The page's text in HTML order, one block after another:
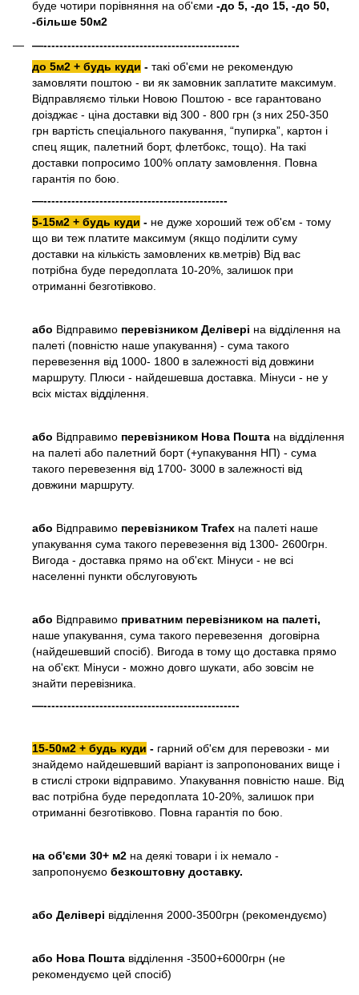
буде чотири порівняння на об'єми -до 5, -до 15, -до 50,
-більше 50м2
—-------------------------------------------------
до 5м2 + будь куди - такі об'єми не рекомендую
замовляти поштою - ви як замовник заплатите максимум.
Відправляємо тільки Новою Поштою - все гарантовано
доізджає - ціна доставки від 300 - 800 грн (з них 250-350
грн вартість спеціального пакування, “пупирка”, картон і
спец ящик, палетний борт, флетбокс, тощо). На такі
доставки попросимо 100% оплату замовлення. Повна
гарантія по бою.
—----------------------------------------------
5-15м2 + будь куди - не дуже хороший теж об'єм - тому
що ви теж платите максимум (якщо поділити суму
доставки на кількість замовлених кв.метрів) Від вас
потрібна буде передоплата 10-20%, залишок при
отриманні безготівково.
або Відправимо перевізником Делівері на відділення на
палеті (повністю наше упакування) - сума такого
перевезення від 1000- 1800 в залежності від довжини
маршруту. Плюси - найдешевша доставка. Мінуси - не у
всіх містах відділення.
або Відправимо перевізником Нова Пошта на відділення
на палеті або палетний борт (+упакування НП) - сума
такого перевезення від 1700- 3000 в залежності від
довжини маршруту.
або Відправимо перевізником Trafex на палеті наше
упакування сума такого перевезення від 1300- 2600грн.
Вигода - доставка прямо на об'єкт. Мінуси - не всі
населенні пункти обслуговують
або Відправимо приватним перевізником на палеті,
наше упакування, сума такого перевезення договірна
(найдешевший спосіб). Вигода в тому що доставка прямо
на об'єкт. Мінуси - можно довго шукати, або зовсім не
знайти перевізника.
—-------------------------------------------------
15-50м2 + будь куди - гарний об'єм для перевозки - ми
знайдемо найдешевший варіант із запропонованих вище і
в стислі строки відправимо. Упакування повністю наше. Від
вас потрібна буде передоплата 10-20%, залишок при
отриманні безготівково. Повна гарантія по бою.
на об'єми 30+ м2 на деякі товари і іх немало -
запропонуємо безкоштовну доставку.
або Делівері відділення 2000-3500грн (рекомендуємо)
або Нова Пошта відділення -3500+6000грн (не
рекомендуємо цей спосіб)